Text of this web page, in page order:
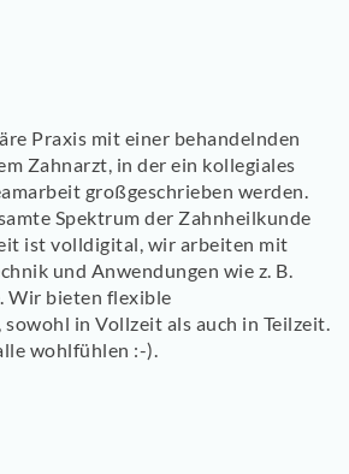
Praxis mit einer behandelnden
Zahnarzt, in der ein kollegiales
großgeschrieben werden.
Spektrum der Zahnheilkunde
ist volldigital, wir arbeiten mit
und Anwendungen wie z. B.
Wir bieten flexible
in Vollzeit als auch in Teilzeit.
wohlfühlen :-).